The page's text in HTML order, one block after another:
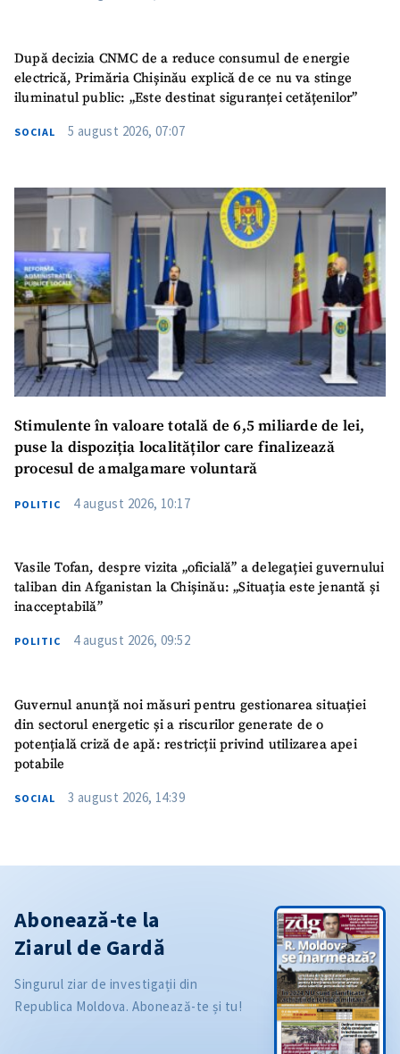
După decizia CNMC de a reduce consumul de energie
electrică, Primăria Chișinău explică de ce nu va stinge
iluminatul public: „Este destinat siguranței cetățenilor”
SOCIAL 5 august 2026, 07:07
Stimulente în valoare totală de 6,5 miliarde de lei,
puse la dispoziția localităților care finalizează
procesul de amalgamare voluntară
POLITIC 4 august 2026, 10:17
Vasile Tofan, despre vizita „oficială” a delegației guvernului
taliban din Afganistan la Chișinău: „Situația este jenantă și
inacceptabilă”
POLITIC 4 august 2026, 09:52
Guvernul anunță noi măsuri pentru gestionarea situației
din sectorul energetic și a riscurilor generate de o
potențială criză de apă: restricții privind utilizarea apei
potabile
SOCIAL 3 august 2026, 14:39
Abonează-te la
Ziarul de Gardă
Singurul ziar de investigații din
Republica Moldova. Abonează-te și tu!